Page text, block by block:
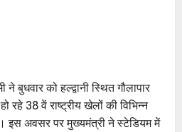
बुधवार को हल्द्वानी स्थित गौलापार
रहे 38 वें राष्ट्रीय खेलों की विभिन्न
इस अवसर पर मुख्यमंत्री ने स्टेडियम में